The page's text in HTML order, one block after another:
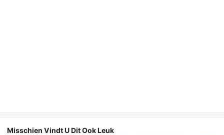
Misschien Vindt U Dit Ook Leuk